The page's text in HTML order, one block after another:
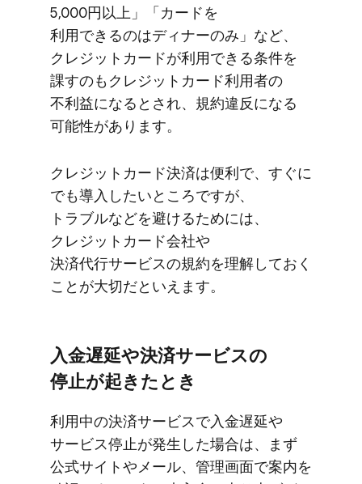
5,000円以上」​「カードを​
利用できるのは​ディナーのみ」など、​
クレジットカードが​利用できる​条件を​
課すのも​クレジットカード利用者の​
不利益に​なると​され、​規約違反に​なる​
可能性が​あります。
クレジットカード決済は​便利で、​すぐに​
でも​導入したい​ところですが、​
トラブルなどを​避ける​ためには、​
クレジットカード会社や​
決済代行サービスの​規約を​理解しておく​
ことが​大切だと​いえます。
入金遅延や​決済サービスの​
停止が​起きた​とき
利用中の​決済サービスで​入金遅延や​
サービス停止が​発生した​場合は、​まず​
公式サイトや​メール、​管理画面で​案内を​